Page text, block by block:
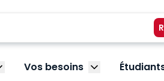
le sous-menu Vos métiers
Vos besoins Afficher le